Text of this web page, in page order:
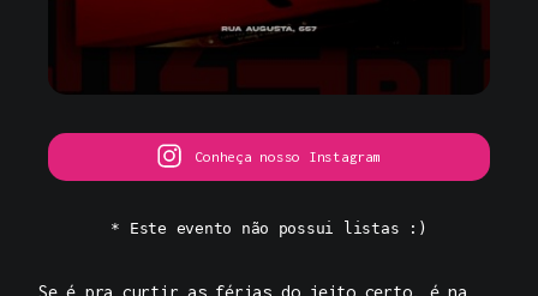
Conheça nosso Instagram
* Este evento não possui listas :)
Se é pra curtir as férias do jeito certo, é na